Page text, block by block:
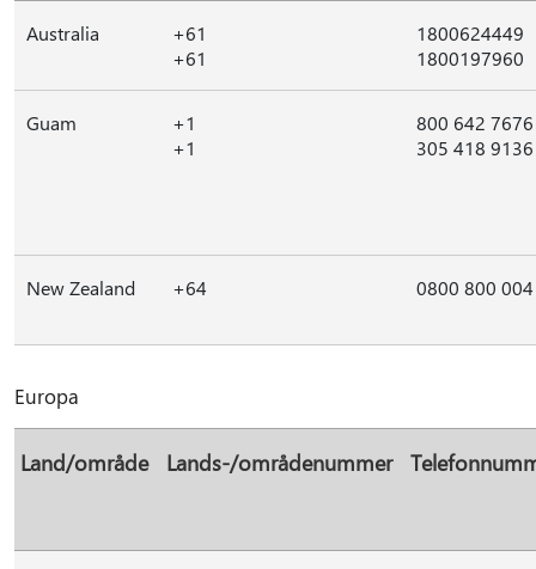
Australia
+61
+61
1800624449
1800197960
Guam
+1
+1
800 642 7676
305 418 9136
New Zealand +64 0800 800 004
Europa
Land/område Lands-/områdenummer